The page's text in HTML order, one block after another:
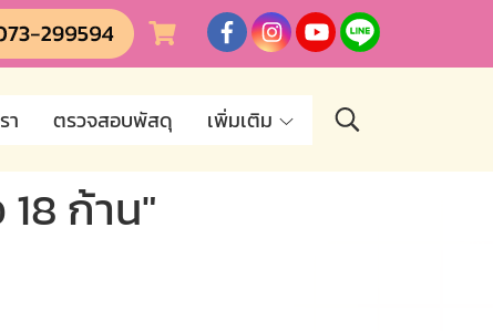
า ตรวจสอบพัสดุ เพิ่มเติม
ก้าน"